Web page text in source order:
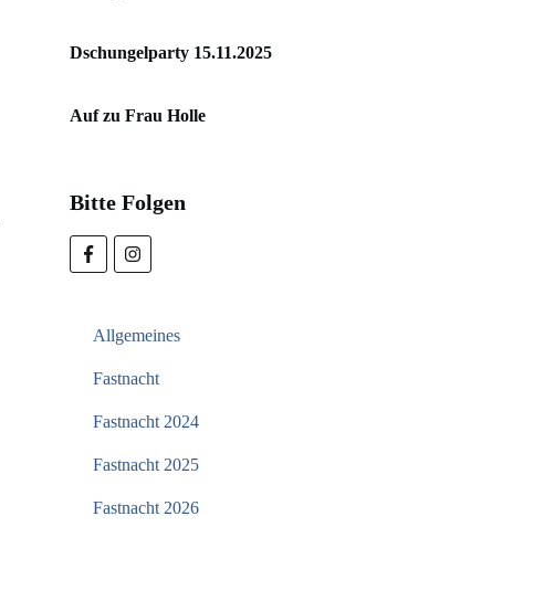
Dschungelparty 15.11.2025
Auf zu Frau Holle
Bitte Folgen
Allgemeines
Fastnacht
Fastnacht 2024
Fastnacht 2025
Fastnacht 2026